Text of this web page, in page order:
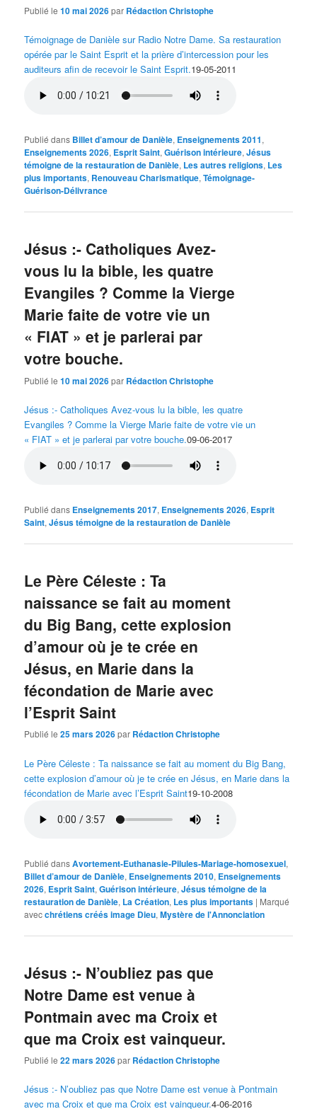
Publié le10 mai 2026par Rédaction Christophe
Témoignage de Danièle sur Radio Notre Dame. Sa restauration
opérée par le Saint Esprit et la prière d’intercession pour les
auditeurs afin de recevoir le Saint Esprit.19-05-2011
Publié dans Billet d’amour de Danièle, Enseignements 2011,
Enseignements 2026, Esprit Saint,Guérison intérieure,Jésus
témoigne de la restauration de Danièle, Les autres religions, Les
plus importants, Renouveau Charismatique,Témoignage-
Guérison-Délivrance
Jésus :- Catholiques Avez-
vous lu la bible, les quatre
Evangiles ? Comme la Vierge
Marie faite de votre vie un
« FIAT » et je parlerai par
votre bouche.
Publié le10 mai 2026par Rédaction Christophe
Jésus :- Catholiques Avez-vous lu la bible, les quatre
Evangiles ? Comme la Vierge Marie faite de votre vie un
« FIAT » et je parlerai par votre bouche.09-06-2017
Publié dans Enseignements 2017, Enseignements 2026, Esprit
Saint,Jésus témoigne de la restauration de Danièle
Le Père Céleste : Ta
naissance se fait au moment
du Big Bang, cette explosion
d’amour où je te crée en
Jésus, en Marie dans la
fécondation de Marie avec
l’Esprit Saint
Publié le25 mars 2026par Rédaction Christophe
Le Père Céleste : Ta naissance se fait au moment du Big Bang,
cette explosion d’amour où je te crée en Jésus, en Marie dans la
fécondation de Marie avec l’Esprit Saint19-10-2008
Publié dansAvortement-Euthanasie-Pilules-Mariage-homosexuel,
Billet d’amour de Danièle, Enseignements 2010, Enseignements
2026, Esprit Saint,Guérison intérieure,Jésus témoigne de la
restauration de Danièle, La Création, Les plus importants | Marqué
avecchrétiens créés image Dieu,Mystère de l'Annonciation
Jésus :- N’oubliez pas que
Notre Dame est venue à
Pontmain avec ma Croix et
que ma Croix est vainqueur.
Publié le22 mars 2026par Rédaction Christophe
Jésus :- N’oubliez pas que Notre Dame est venue à Pontmain
avec ma Croix et que ma Croix est vainqueur.4-06-2016